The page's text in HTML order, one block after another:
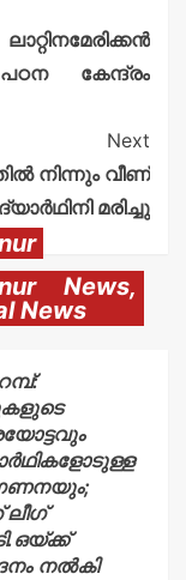
കേന്ദ്രം
Next
നിന്നും വീണ്
മരിച്ചു
News,
News
നൽകി